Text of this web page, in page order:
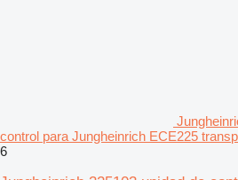
control para Jungheinrich ECE225
6